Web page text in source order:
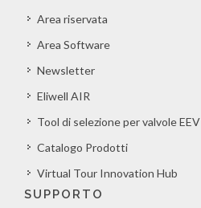
Area riservata
Area Software
Newsletter
Eliwell AIR
Tool di selezione per valvole EEV
Catalogo Prodotti
Virtual Tour Innovation Hub
SUPPORTO